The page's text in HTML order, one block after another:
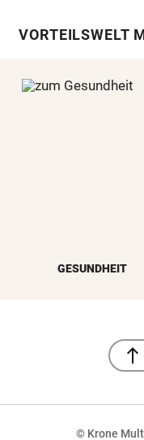
VORTEILSWELT
GESUNDHEIT
north
© Krone